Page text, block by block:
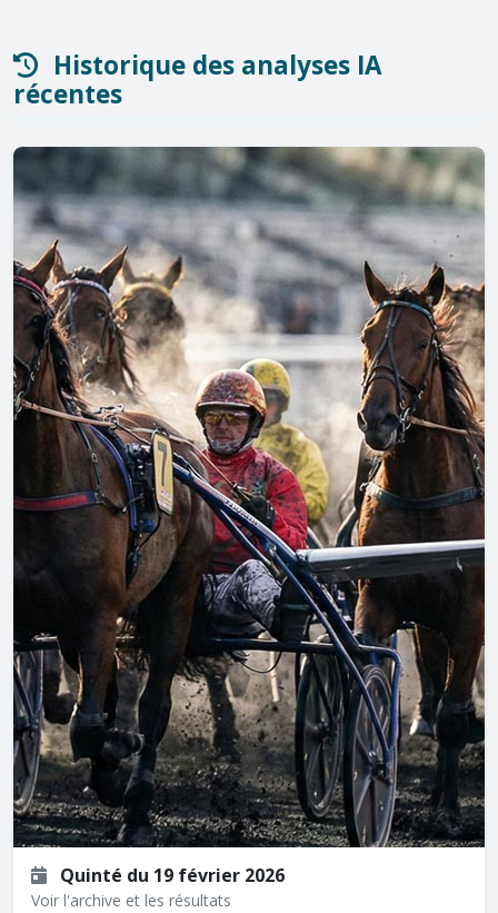
Historique des analyses IA
récentes
Quinté du 19 février 2026
Voir l'archive et les résultats